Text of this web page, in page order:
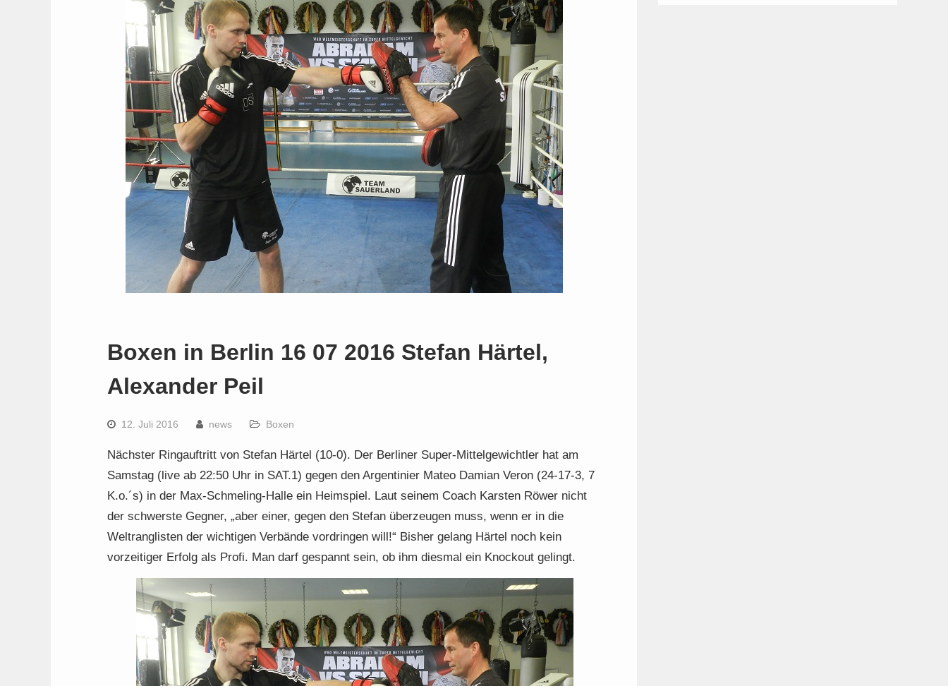
Boxen in Berlin 16 07 2016 Stefan Härtel,
Alexander Peil
12. Juli 2016 news Boxen
Nächster Ringauftritt von Stefan Härtel (10-0). Der Berliner Super-Mittelgewichtler hat am
Samstag (live ab 22:50 Uhr in SAT.1) gegen den Argentinier Mateo Damian Veron (24-17-3, 7
K.o.´s) in der Max-Schmeling-Halle ein Heimspiel. Laut seinem Coach Karsten Röwer nicht
der schwerste Gegner, „aber einer, gegen den Stefan überzeugen muss, wenn er in die
Weltranglisten der wichtigen Verbände vordringen will!“ Bisher gelang Härtel noch kein
vorzeitiger Erfolg als Profi. Man darf gespannt sein, ob ihm diesmal ein Knockout gelingt.